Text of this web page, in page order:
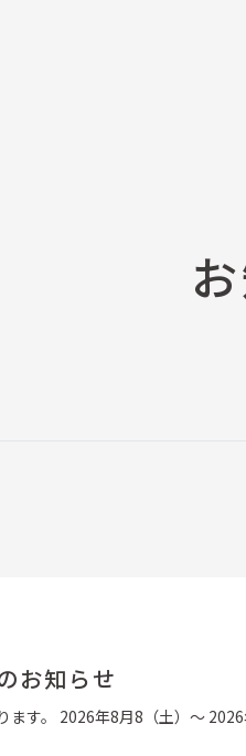
お知らせ
す。 2026年8月8（土）～